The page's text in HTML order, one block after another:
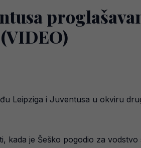
Leipziga i Juventusa u okviru
kada je Šeško pogodio za